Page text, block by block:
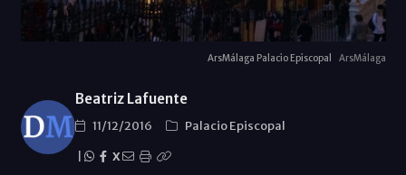
ArsMálaga Palacio Episcopal ArsMálaga
Beatriz Lafuente
11/12/2016
Palacio Episcopal
X